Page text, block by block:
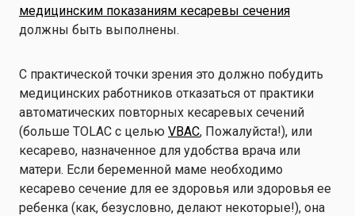
медицинским показаниям кесаревы сечения
должны быть выполнены.
С практической точки зрения это должно побудить
медицинских работников отказаться от практики
автоматических повторных кесаревых сечений
(больше TOLAC с целью VBAC, Пожалуйста!), или
кесарево, назначенное для удобства врача или
матери. Если беременной маме необходимо
кесарево сечение для ее здоровья или здоровья ее
ребенка (как, безусловно, делают некоторые!), она